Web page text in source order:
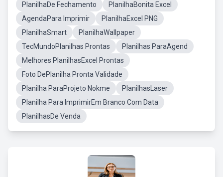
PlanilhaDe Fechamento
PlanilhaBonita Excel
AgendaPara Imprimir
PlanilhaExcel PNG
PlanilhaSmart
PlanilhaWallpaper
TecMundoPlanilhas Prontas
Planilhas ParaAgend
Melhores PlanilhasExcel Prontas
Foto DePlanilha Pronta Validade
Planilha ParaProjeto Nokme
PlanilhasLaser
Planilha Para ImprimirEm Branco Com Data
PlanilhasDe Venda